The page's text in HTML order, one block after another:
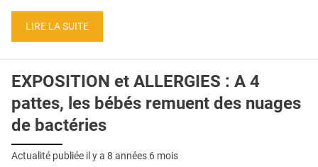
LIRE LA SUITE
EXPOSITION et ALLERGIES : A 4
pattes, les bébés remuent des nuages
de bactéries
Actualité publiée il y a 8 années 6 mois